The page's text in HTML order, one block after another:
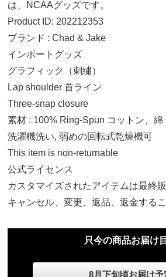
は、NCAAグッズです。
Product ID: 202212353
ブランド : Chad & Jake
インポートグッズ
グラフィック（刺繍）
Lap shoulder 首ライン
Three-snap closure
素材 : 100% Ring-Spun コットン、綿
洗濯機洗い, 弱めの回転式乾燥機可
This item is non-returnable
公式ライセンス
カスタマイズされたアイテムは最終
キャンセル、変更、返品、返金する
只今の商品お届け
8月下旬頃お届け予
0-3 MO
13,840円(税込)
13,840円(税込)
6-12 MO